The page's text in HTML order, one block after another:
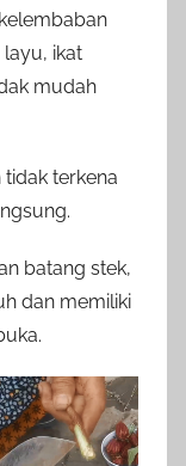
ikat
mudah
terkena
batang stek,
dan memiliki